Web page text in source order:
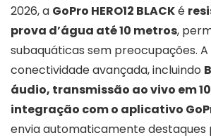
2026, a GoPro HERO12 BLACKé
prova d’água até 10 metros,
subaquáticas sem preocupações.
conectividade avançada, incluindo
áudio, transmissão ao vivo em
integração com o aplicativo
envia automaticamente destaques